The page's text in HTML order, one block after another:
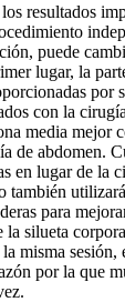
resultados
puede
lugar, la
por
con la
media mejor
de abdomen.
en lugar de la
también
para
la silueta
misma sesión,
por la que